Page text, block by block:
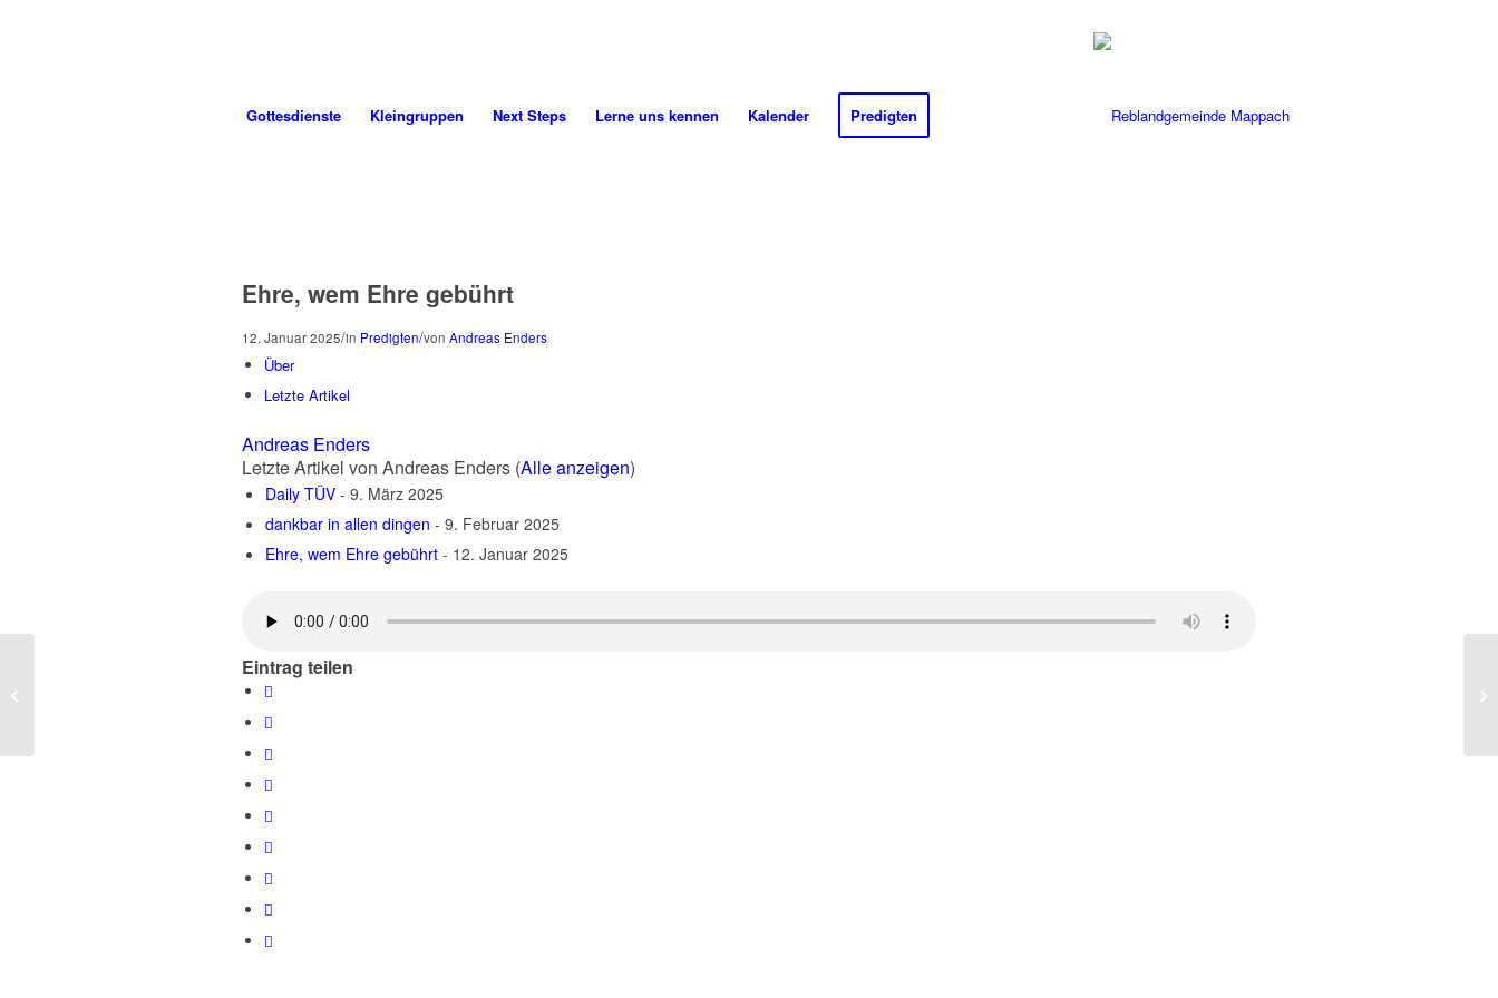
Gottesdienste Kleingruppen Next Steps Lerne uns kennen Kalender Predigten
Ehre, wem Ehre gebührt
12. Januar 2025/in Predigten/von Andreas Enders
Über
Letzte Artikel
Andreas Enders
Letzte Artikel von Andreas Enders (Alle anzeigen)
Daily TÜV - 9. März 2025
dankbar in allen dingen - 9. Februar 2025
Ehre, wem Ehre gebührt - 12. Januar 2025
Eintrag teilen